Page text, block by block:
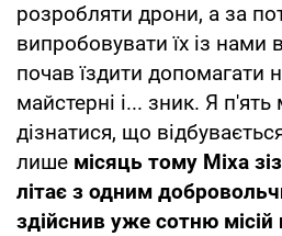
розробляти дрони, а за
випробовувати їх із нами
почав їздити допомагати
майстерні і... зник. Я п'ять
дізнатися, що
лише місяць тому Міха
літає з одним
здійснив уже сотню місій